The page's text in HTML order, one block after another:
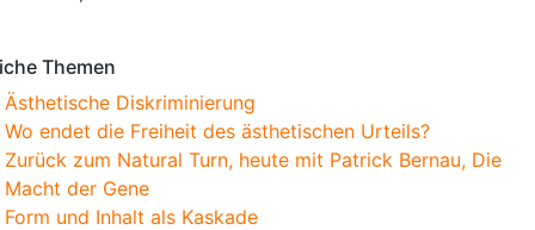
Themen
Ästhetische Diskriminierung
Wo endet die Freiheit des ästhetischen Urteils?
Zurück zum Natural Turn, heute mit Patrick Bernau, Die
Macht der Gene
Form und Inhalt als Kaskade